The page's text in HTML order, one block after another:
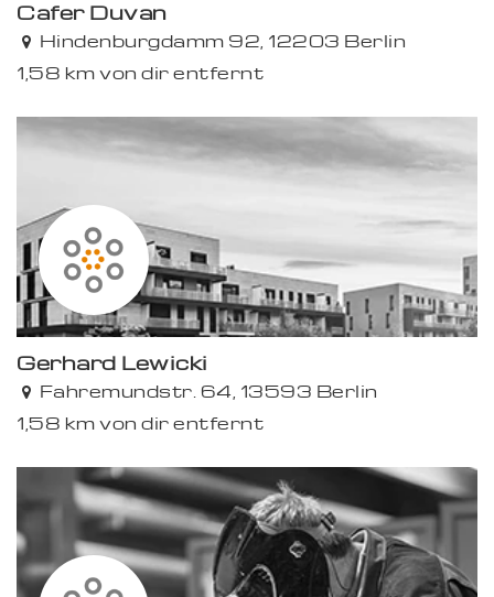
Cafer Duvan
Hindenburgdamm 92, 12203 Berlin
1,58 km von dir entfernt
Gerhard Lewicki
Fahremundstr. 64, 13593 Berlin
1,58 km von dir entfernt